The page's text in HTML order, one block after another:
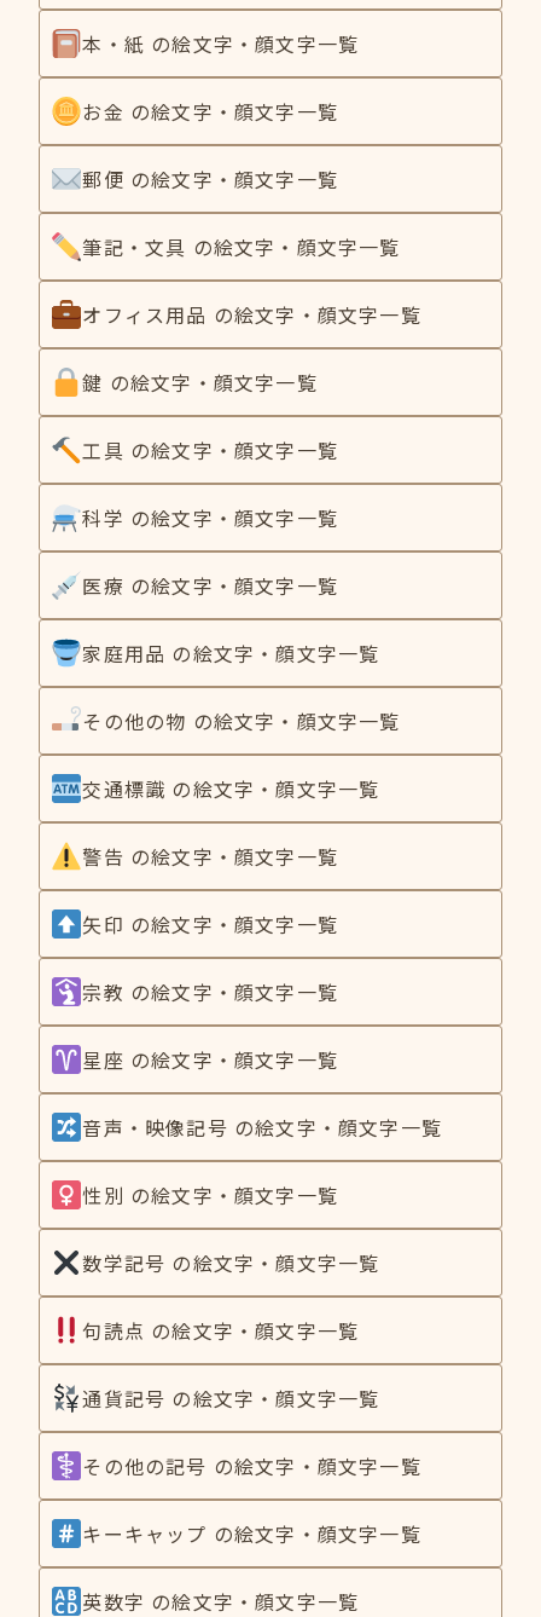
本・紙 の絵文字・顔文字一覧
お金 の絵文字・顔文字一覧
郵便 の絵文字・顔文字一覧
筆記・文具 の絵文字・顔文字一覧
オフィス用品 の絵文字・顔文字一覧
鍵 の絵文字・顔文字一覧
工具 の絵文字・顔文字一覧
科学 の絵文字・顔文字一覧
医療 の絵文字・顔文字一覧
家庭用品 の絵文字・顔文字一覧
その他の物 の絵文字・顔文字一覧
交通標識 の絵文字・顔文字一覧
警告 の絵文字・顔文字一覧
矢印 の絵文字・顔文字一覧
宗教 の絵文字・顔文字一覧
星座 の絵文字・顔文字一覧
音声・映像記号 の絵文字・顔文字一覧
性別 の絵文字・顔文字一覧
数学記号 の絵文字・顔文字一覧
句読点 の絵文字・顔文字一覧
通貨記号 の絵文字・顔文字一覧
その他の記号 の絵文字・顔文字一覧
キーキャップ の絵文字・顔文字一覧
英数字 の絵文字・顔文字一覧